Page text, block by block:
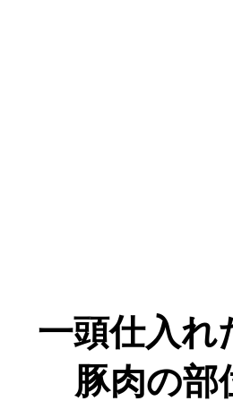
一頭仕入れ
豚肉の部